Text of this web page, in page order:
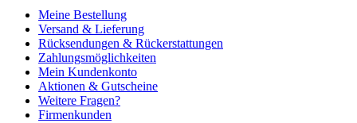
Meine Bestellung
Versand & Lieferung
Rücksendungen & Rückerstattungen
Zahlungsmöglichkeiten
Mein Kundenkonto
Aktionen & Gutscheine
Weitere Fragen?
Firmenkunden